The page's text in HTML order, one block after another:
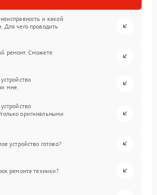
и какой
Для чего проводить
ремонт. Сможете
мне.
оригинальными
устройство готово?
ремонта техники?